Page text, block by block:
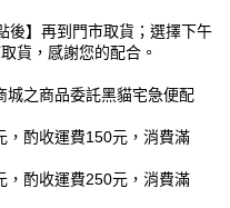
後】再到門市取貨；選擇下午
貨，感謝您的配合。
城之商品委託黑貓宅急便配
，酌收運費150元，消費滿
，酌收運費250元，消費滿